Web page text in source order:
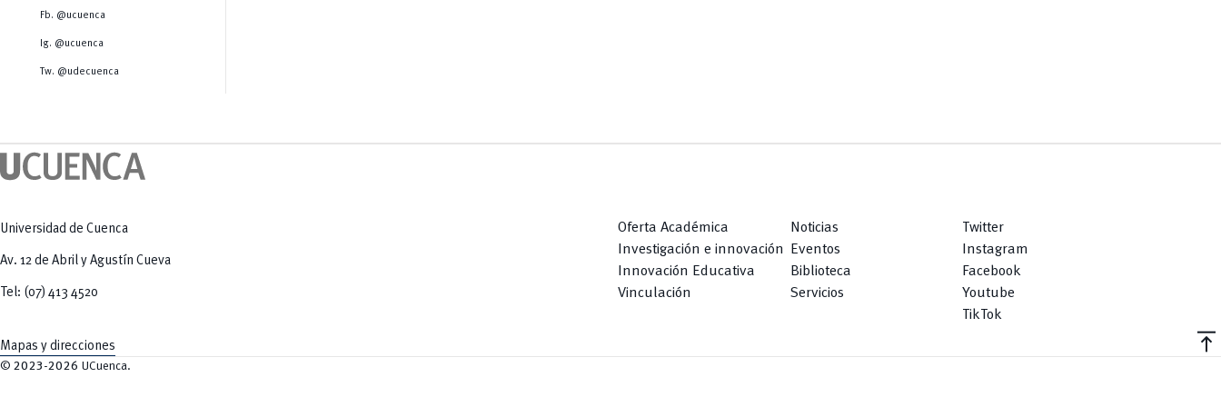
Tecnologías
Radio Universitaria
Sostenibilidad
Fb. @ucuenca
Ig. @ucuenca
Tw. @udecuenca
Universidad de Cuenca
Av. 12 de Abril y Agustín Cueva
Tel: (07) 413 4520
Mapas y direcciones
Oferta Académica
Investigación e innovación
Innovación Educativa
Vinculación
Noticias
Eventos
Biblioteca
Servicios
Twitter
Instagram
Facebook
Youtube
TikTok
vertical_align_top
© 2023-2026 UCuenca.